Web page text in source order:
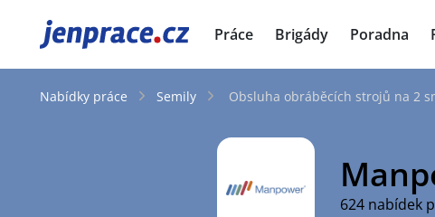
JenPráce.cz Práce Brigády Poradna
Nabídky práce Semily Obsluha obráběcích strojů na 2
624 nabídek